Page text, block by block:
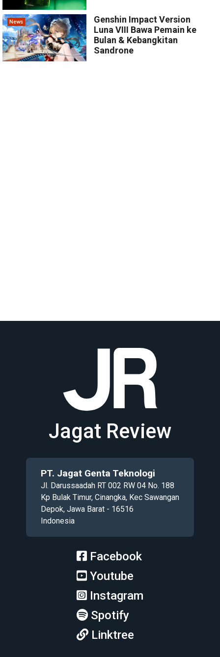
News
Genshin Impact Version
Luna VIII Bawa Pemain ke
Bulan & Kebangkitan
Sandrone
Jagat Review
PT. Jagat Genta Teknologi
Jl. Darussaadah RT 002 RW 04 No. 188
Kp Bulak Timur, Cinangka, Kec Sawangan
Depok, Jawa Barat - 16516
Indonesia
Facebook
Youtube
Instagram
Spotify
Linktree